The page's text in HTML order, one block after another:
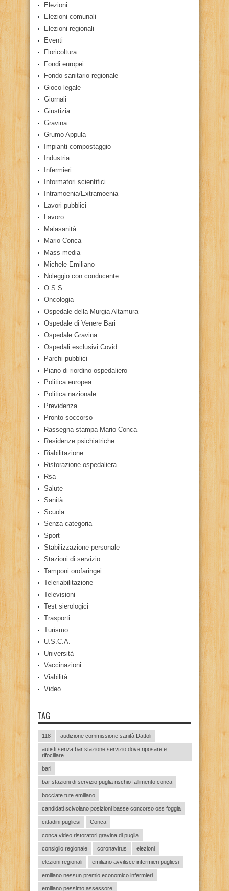
Elezioni
Elezioni comunali
Elezioni regionali
Eventi
Floricoltura
Fondi europei
Fondo sanitario regionale
Gioco legale
Giornali
Giustizia
Gravina
Grumo Appula
Impianti compostaggio
Industria
Infermieri
Informatori scientifici
Intramoenia/Extramoenia
Lavori pubblici
Lavoro
Malasanità
Mario Conca
Mass-media
Michele Emiliano
Noleggio con conducente
O.S.S.
Oncologia
Ospedale della Murgia Altamura
Ospedale di Venere Bari
Ospedale Gravina
Ospedali esclusivi Covid
Parchi pubblici
Piano di riordino ospedaliero
Politica europea
Politica nazionale
Previdenza
Pronto soccorso
Rassegna stampa Mario Conca
Residenze psichiatriche
Riabilitazione
Ristorazione ospedaliera
Rsa
Salute
Sanità
Scuola
Senza categoria
Sport
Stabilizzazione personale
Stazioni di servizio
Tamponi orofaringei
Teleriabilitazione
Televisioni
Test sierologici
Trasporti
Turismo
U.S.C.A.
Università
Vaccinazioni
Viabilità
Video
TAG
118 audizione commissione sanità Dattoli
autisti senza bar stazione servizio dove riposare e
rifocillare
bari
bar stazioni di servizio puglia rischio fallimento conca
bocciate tute emiliano
candidati scivolano posizioni basse concorso oss foggia
cittadini pugliesi Conca
conca video ristoratori gravina di puglia
consiglio regionale coronavirus elezioni
elezioni regionali emiliano avvilisce infermieri pugliesi
emiliano nessun premio economico infermieri
emiliano pessimo assessore